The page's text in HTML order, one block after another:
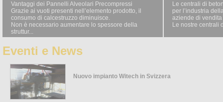
Vantaggi dei Pannelli Alveolari Precompressi
Grazie ai vuoti presenti nell’elemento prodotto, il
consumo di calcestruzzo diminuisce.
Non è necessario aumentare lo spessore della
struttur...
Le centrali di
per l’industria
aziende di
Le nostre centrali
Eventi e News
Nuovo impianto Witech in Svizzera